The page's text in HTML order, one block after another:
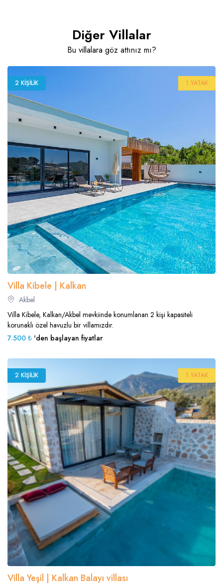
Diğer Villalar
Bu villalara göz attınız mı?
2 KIŞILIK 1 YATAK
Villa Kibele | Kalkan
Akbel
Villa Kibele, Kalkan/Akbel mevkiinde konumlanan 2 kişi kapasiteli
korunaklı özel havuzlu bir villamızdır.
7.500 ₺ 'den başlayan fiyatlar
2 KIŞILIK 1 YATAK
Villa Yeşil | Kalkan Balayı villası